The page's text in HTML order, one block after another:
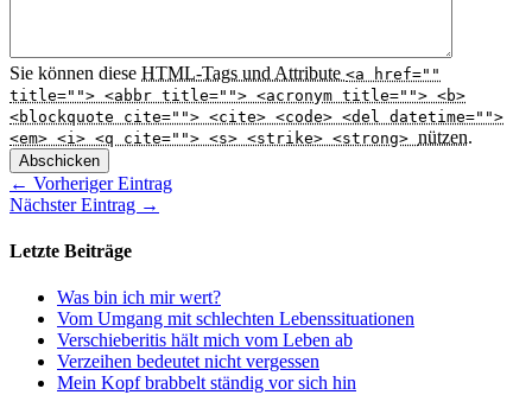
Sie können diese HTML-Tags und Attribute <a href=""
title=""> <abbr title=""> <acronym title=""> <b>
<blockquote cite=""> <cite> <code> <del datetime="">
<em> <i> <q cite=""> <s> <strike> <strong> nützen.
Abschicken
← Vorheriger Eintrag
Nächster Eintrag →
Letzte Beiträge
Was bin ich mir wert?
Vom Umgang mit schlechten Lebenssituationen
Verschieberitis hält mich vom Leben ab
Verzeihen bedeutet nicht vergessen
Mein Kopf brabbelt ständig vor sich hin